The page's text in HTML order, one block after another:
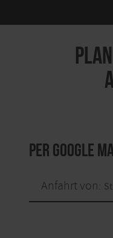
per Google
Anfahrt von: